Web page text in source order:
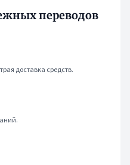
переводов
доставка средств.